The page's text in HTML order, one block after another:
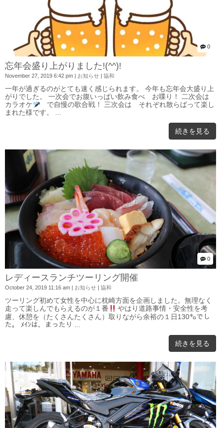
0
忘年会盛り上がりました!(^^)!
November 27, 2019 6:42 pm | お知らせ | 協和
一年が過ぎるのがとても速く感じられます。 今年も忘年会大盛り上
がりでした。 一次会でお腹いっぱい飲み食べ お喋り！ 二次会は
カラオケ
で自慢の歌合戦！ 三次会は それぞれ散らばって楽し
まれた様です。 ...
続きを見る
0
レディースランチツーリング開催
October 24, 2019 11:16 am お知らせ 協和
ツーリング初めて女性を中心に枕崎方面を企画しました。無理なく
走って楽しんでもらえるのが１番
やはり道路事情・安全性を考
慮、休憩を（たくさんたくさん）取りながら余裕の１日130㌔でし
た。 ﾒｲﾝは、まったり ...
続きを見る